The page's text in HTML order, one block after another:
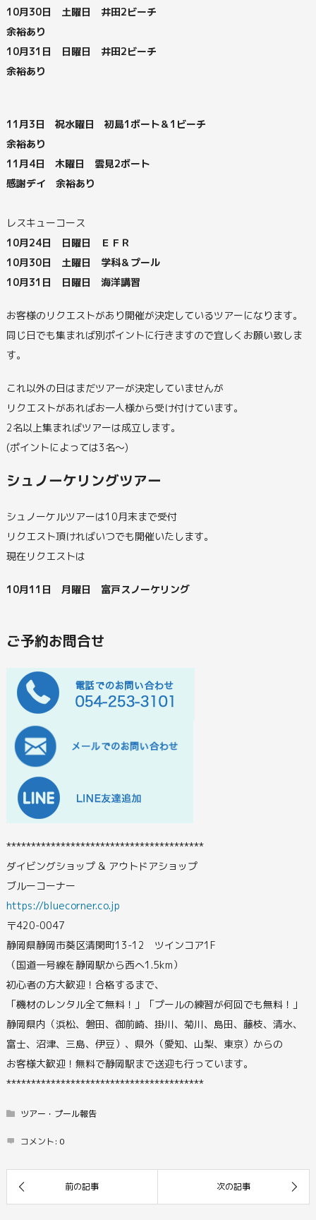
10月30日 土曜日 井田2ビーチ
余裕あり
10月31日 日曜日 井田2ビーチ
余裕あり
11月3日 祝水曜日 初島1ボート＆1ビーチ
余裕あり
11月4日 木曜日 雲見2ボート
感謝デイ 余裕あり
レスキューコース
10月24日 日曜日 ＥＦＲ
10月30日 土曜日 学科＆プール
10月31日 日曜日 海洋講習
お客様のリクエストがあり開催が決定しているツアーになります。
同じ日でも集まれば別ポイントに行きますので宜しくお願い致しま
す。
これ以外の日はまだツアーが決定していませんが
リクエストがあればお一人様から受け付けています。
2名以上集まればツアーは成立します。
(ポイントによっては3名～)
シュノーケリングツアー
シュノーケルツアーは10月末まで受付
リクエスト頂ければいつでも開催いたします。
現在リクエストは
10月11日 月曜日 富戸スノーケリング
ご予約お問合せ
****************************************
ダイビングショップ & アウトドアショップ
ブルーコーナー
https://bluecorner.co.jp
〒420-0047
静岡県静岡市葵区清閑町13-12 ツインコア1F
（国道一号線を静岡駅から西へ1.5km）
初心者の方大歓迎！合格するまで、
「機材のレンタル全て無料！」「プールの練習が何回でも無料！」
静岡県内（浜松、磐田、御前崎、掛川、菊川、島田、藤枝、清水、
富士、沼津、三島、伊豆）、県外（愛知、山梨、東京）からの
お客様大歓迎！無料で静岡駅まで送迎も行っています。
****************************************
ツアー・プール報告
コメント: 0